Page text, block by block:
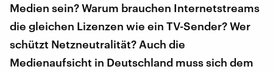
Medien sein? Warum brauchen Internetstreams
die gleichen Lizenzen wie ein TV-Sender? Wer
schützt Netzneutralität? Auch die
Medienaufsicht in Deutschland muss sich dem